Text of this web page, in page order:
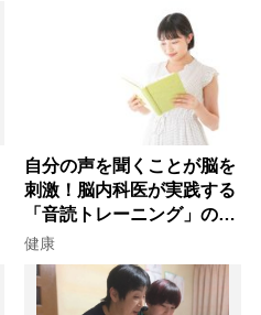
自分の声を聞くことが脳を
刺激！脳内科医が実践する
「音読トレーニング」の極
意
健康